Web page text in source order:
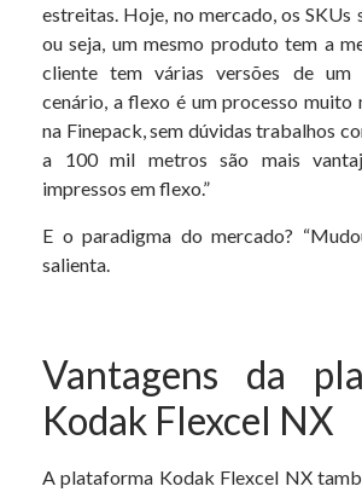
estreitas. Hoje, no mercado, os SKUs
ou seja, um mesmo produto tem a
cliente tem várias versões de um
cenário, a flexo é um processo muito
na Finepack, sem dúvidas trabalhos
a 100 mil metros são mais
impressos em flexo.”
E o paradigma do mercado?
salienta.
Vantagens da
Kodak Flexcel NX
A plataforma Kodak Flexcel NX